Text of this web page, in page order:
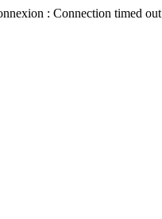
: Connection timed out